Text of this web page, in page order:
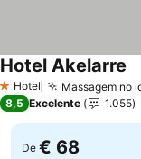
1 Estrelas
Hotel Massagem no
Hotel Akelarre
8,5 Excelente 1.055
De € 68